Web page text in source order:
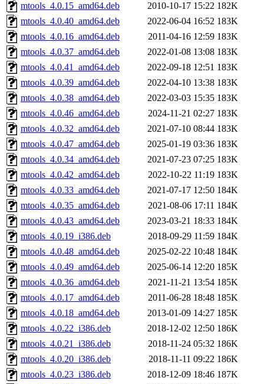
mtools_4.0.15_amd64.deb 2010-10-17 15:22 182K
mtools_4.0.40_amd64.deb
2022-06-04 16:52 183K
mtools_4.0.16_amd64.deb
2011-04-16 12:59 183K
mtools_4.0.37_amd64.deb
2022-01-08 13:08 183K
mtools_4.0.41_amd64.deb
2022-09-18 12:51 183K
mtools_4.0.39_amd64.deb
2022-04-10 13:38 183K
mtools_4.0.38_amd64.deb
2022-03-03 15:35 183K
mtools_4.0.46_amd64.deb
2024-11-21 02:27 183K
mtools_4.0.32_amd64.deb
2021-07-10 08:44 183K
mtools_4.0.47_amd64.deb
2025-01-19 03:36 183K
mtools_4.0.34_amd64.deb
2021-07-23 07:25 183K
mtools_4.0.42_amd64.deb
2022-10-22 11:19 183K
mtools_4.0.33_amd64.deb
2021-07-17 12:50 184K
mtools_4.0.35_amd64.deb
2021-08-06 17:11 184K
mtools_4.0.43_amd64.deb
2023-03-21 18:33 184K
mtools_4.0.19_i386.deb
2018-09-29 11:59 184K
mtools_4.0.48_amd64.deb
2025-02-22 10:48 184K
mtools_4.0.49_amd64.deb
2025-06-14 12:20 185K
mtools_4.0.36_amd64.deb
2021-11-21 13:54 185K
mtools_4.0.17_amd64.deb
2011-06-28 18:48 185K
mtools_4.0.18_amd64.deb
2013-01-09 14:27 185K
mtools_4.0.22_i386.deb
2018-12-02 12:50 186K
mtools_4.0.21_i386.deb
2018-11-24 05:32 186K
mtools_4.0.20_i386.deb
2018-11-11 09:22 186K
mtools_4.0.23_i386.deb
2018-12-09 18:46 187K